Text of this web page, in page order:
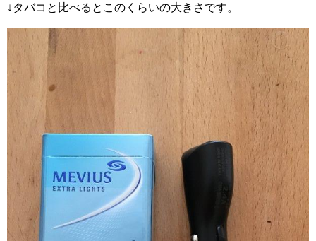
↓タバコと比べるとこのくらいの大きさです。